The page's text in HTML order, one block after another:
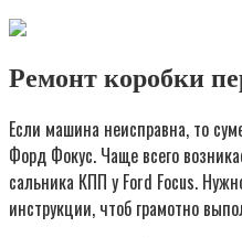
Ремонт коробки
Если машина неисправна, то
Форд Фокус. Чаще всего
сальника КПП у Ford Focus.
инструкции, чтоб грамотно